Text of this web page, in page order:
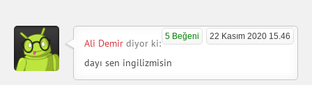
22 Kasım 2020 15.46
5 Beğeni
Ali Demir diyor ki:
dayı sen ingilizmisin